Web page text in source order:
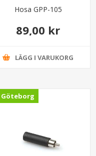
Hosa GPP-105
89,00 kr
LÄGG I VARUKORG
Göteborg